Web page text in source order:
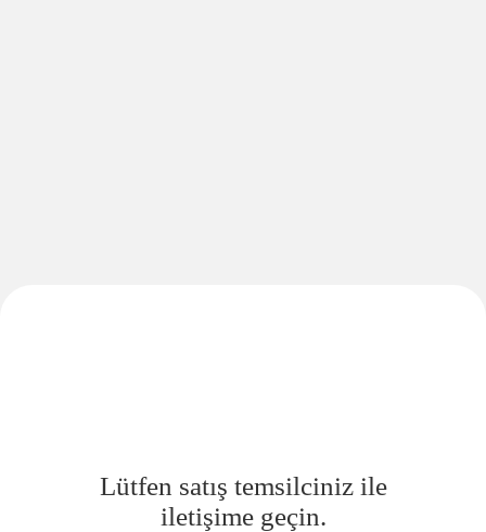
Lütfen satış temsilciniz ile
iletişime geçin.